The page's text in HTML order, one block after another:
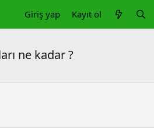
Giriş yap Kayıt ol
ne kadar ?